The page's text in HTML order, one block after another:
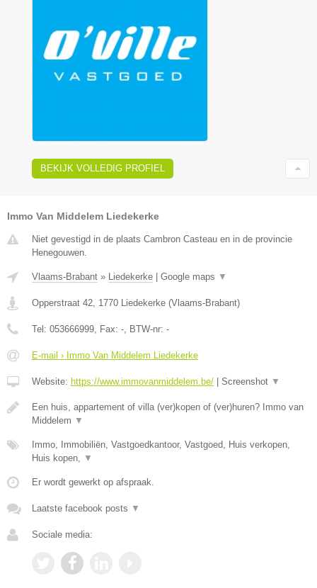
BEKIJK VOLLEDIG PROFIEL
Immo Van Middelem Liedekerke
Niet gevestigd in de plaats Cambron Casteau en in de provincie
Henegouwen.
Vlaams-Brabant » Liedekerke Google maps ▼
Opperstraat 42 1770 Liedekerke (Vlaams-Brabant)
Tel: 053666999 , Fax: - , BTW-nr: -
E-mail › Immo Van Middelem Liedekerke
Website: https://www.immovanmiddelem.be/ Screenshot ▼
Een huis, appartement of villa (ver)kopen of (ver)huren? Immo van
Middelem ▼
Immo, Immobiliën, Vastgoedkantoor, Vastgoed, Huis verkopen,
Huis kopen,
▼
Er wordt gewerkt op afspraak.
Laatste facebook posts ▼
Sociale media: